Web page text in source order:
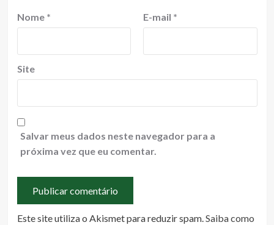
Nome * E-mail *
Site
Salvar meus dados neste navegador para a
próxima vez que eu comentar.
Este site utiliza o Akismet para reduzir spam.Saiba como